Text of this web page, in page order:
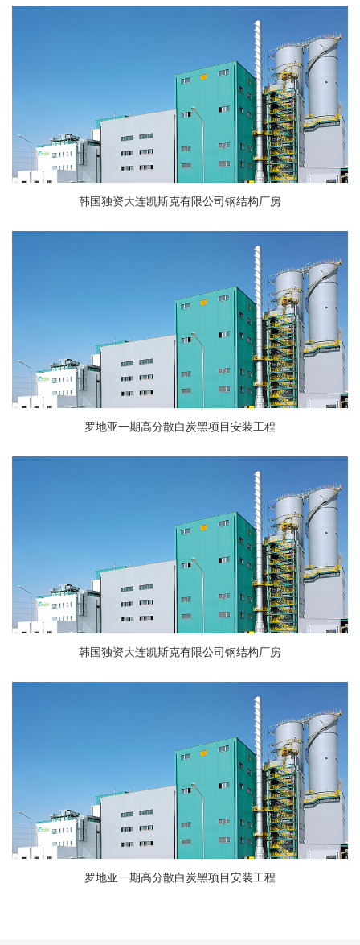
韩国独资大连凯斯克有限公司钢结构厂房
罗地亚一期高分散白炭黑项目安装工程
韩国独资大连凯斯克有限公司钢结构厂房
罗地亚一期高分散白炭黑项目安装工程